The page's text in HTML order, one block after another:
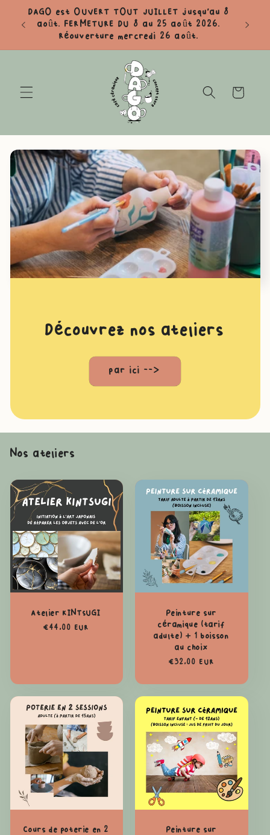
passer
au
DAGO est OUVERT TOUT JUILLET jusqu'au 8
août. FERMETURE DU 8 au 25 août 2026.
Réouverture mercredi 26 août.
Panier
Découvrez nos ateliers
par ici -->
Nos ateliers
Atelier KINTSUGI
Prix
€44,00 EUR
Peinture sur
céramique (tarif
adulte) + 1 boisson
au choix
Prix
€32,00 EUR
Cours de poterie en 2
Peinture sur